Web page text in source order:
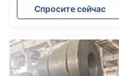
строительства
Спросите сейчас